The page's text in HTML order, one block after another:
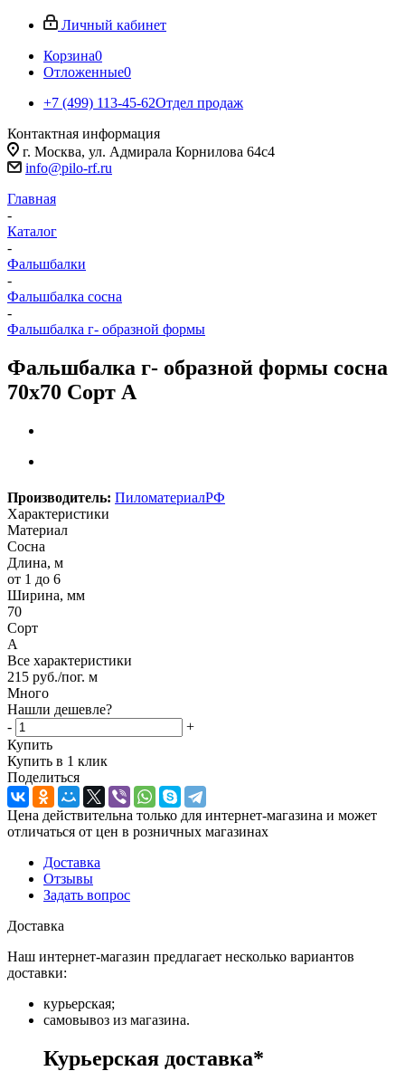
Личный кабинет
Корзина0
Отложенные0
+7 (499) 113-45-62Отдел продаж
Контактная информация
г. Москва, ул. Адмирала Корнилова 64с4
info@pilo-rf.ru
Главная
-
Каталог
-
Фальшбалки
-
Фальшбалка сосна
-
Фальшбалка г- образной формы
Фальшбалка г- образной формы сосна
70х70 Сорт А
Производитель: ПиломатериалРФ
Характеристики
Материал
Сосна
Длина, м
от 1 до 6
Ширина, мм
70
Сорт
А
Все характеристики
215 руб./пог. м
Много
Нашли дешевле?
-
+
Купить
Купить в 1 клик
Поделиться
Цена действительна только для интернет-магазина и может
отличаться от цен в розничных магазинах
Доставка
Отзывы
Задать вопрос
Доставка
Наш интернет-магазин предлагает несколько вариантов
доставки:
курьерская;
самовывоз из магазина.
Курьерская доставка*